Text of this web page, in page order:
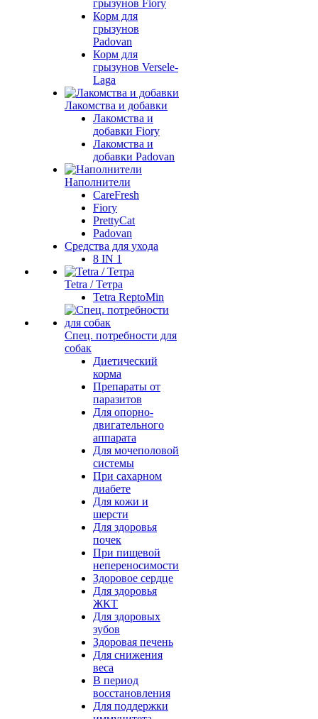
грызунов Fiory
Корм для
грызунов
Padovan
Корм для
грызунов Versele-
Laga
Лакомства и добавки
Лакомства и
добавки Fiory
Лакомства и
добавки Padovan
Наполнители
CareFresh
Fiory
PrettyCat
Padovan
Средства для ухода
8 IN 1
Tetra / Тетра
Tetra ReptoMin
Спец. потребности для
собак
Диетический
корма
Препараты от
паразитов
Для опорно-
двигательного
аппарата
Для мочеполовой
системы
При сахарном
диабете
Для кожи и
шерсти
Для здоровья
почек
При пищевой
непереносимости
Здоровое сердце
Для здоровья
ЖКТ
Для здоровых
зубов
Здоровая печень
Для снижения
веса
В период
восстановления
Для поддержки